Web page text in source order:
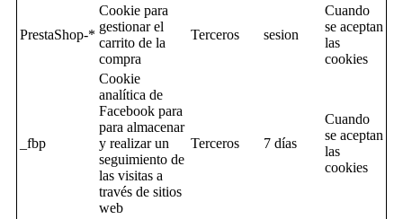
PrestaShop-*
Cookie para
gestionar el
carrito de la
compra
Terceros sesion
Cuando
se aceptan
las
cookies
_fbp
Cookie
analítica de
Facebook para
para almacenar
y realizar un
seguimiento de
las visitas a
través de sitios
web
Terceros 7 días
Cuando
se aceptan
las
cookies